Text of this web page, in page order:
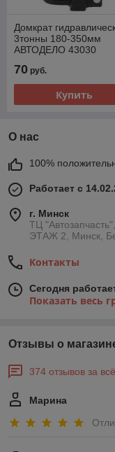
Домкрат
3тонны 180-350мм
АВТОДЕЛО 43030
70 руб.
Купить
О нас
100%
Работает с
г. Минск
ТЦ
ЭТАЖ 2, Минск,
Контакты
Сегодня
Показать весь
Отзывы о
374 отзывов за
Марина